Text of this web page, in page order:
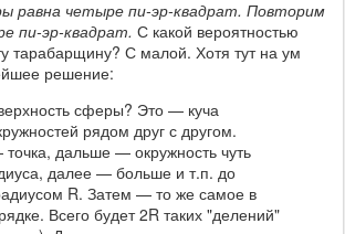
равна четыре пи-эр-квадрат. Повторим
пи-эр-квадрат. С какой вероятностью
тарабарщину? С малой. Хотя тут на ум
решение:
сферы? Это — куча
рядом друг с другом.
дальше — окружность чуть
далее — больше и т.п. до
R. Затем — то же самое в
Всего будет 2R таких "делений"